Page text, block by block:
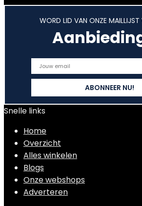
WORD LID VAN ONZE MAILLIJST
Snelle links
Home
Overzicht
Alles winkelen
Blogs
Onze webshops
Adverteren